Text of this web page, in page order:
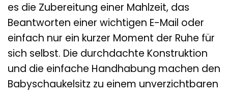
es die Zubereitung einer Mahlzeit, das
Beantworten einer wichtigen E-Mail oder
einfach nur ein kurzer Moment der Ruhe für
sich selbst. Die durchdachte Konstruktion
und die einfache Handhabung machen den
Babyschaukelsitz zu einem unverzichtbaren